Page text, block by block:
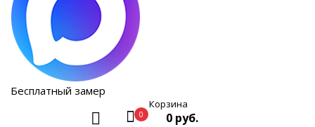
Бесплатный замер
0
Корзина
0 руб.